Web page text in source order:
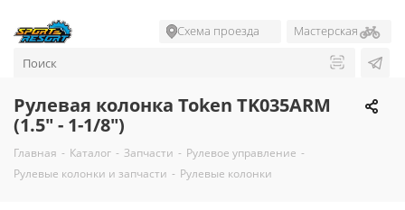
Схема проезда Мастерская
Рулевая колонка Token TK035ARM
(1.5" - 1-1/8")
Главная - Каталог - Запчасти - Рулевое управление -
Рулевые колонки и запчасти - Рулевые колонки